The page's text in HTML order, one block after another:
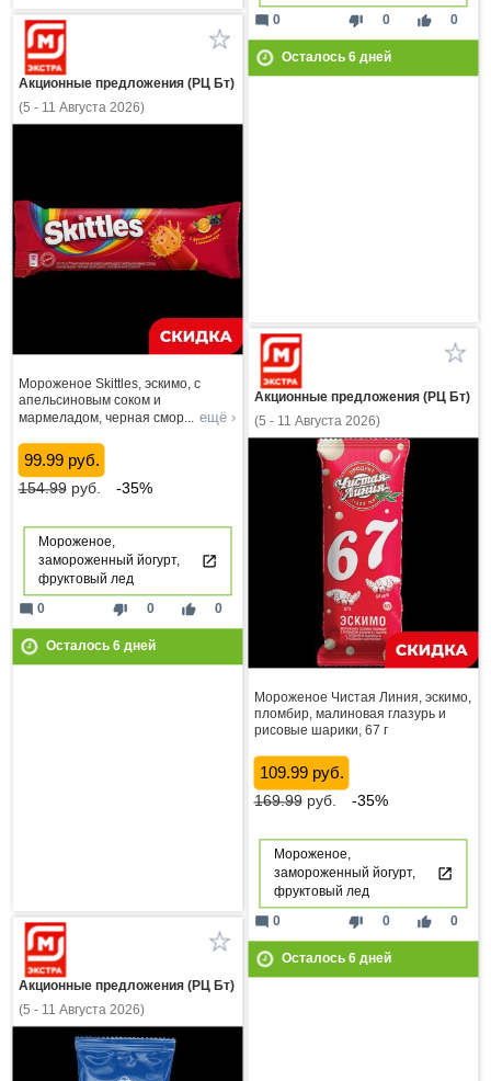
thumb_down 0 thumb_up 0
mode_comment 0
Осталось 6дней
Акционные предложения (РЦ Бт)
(5 - 11 Августа 2026)
Мороженое Skittles, эскимо, с
апельсиновым соком и
мармеладом, черная смор... ещё ›
99.99 руб.
154.99руб. -35%
Мороженое,
замороженный йогурт,
фруктовый лед
thumb_down 0 thumb_up 0
mode_comment 0
Осталось 6дней
Акционные предложения (РЦ Бт)
(5 - 11 Августа 2026)
Мороженое Чистая Линия, эскимо,
пломбир, малиновая глазурь и
рисовые шарики, 67 г
109.99 руб.
169.99руб. -35%
Мороженое,
замороженный йогурт,
фруктовый лед
thumb_down 0 thumb_up 0
mode_comment 0
Осталось 6дней
Акционные предложения (РЦ Бт)
(5 - 11 Августа 2026)